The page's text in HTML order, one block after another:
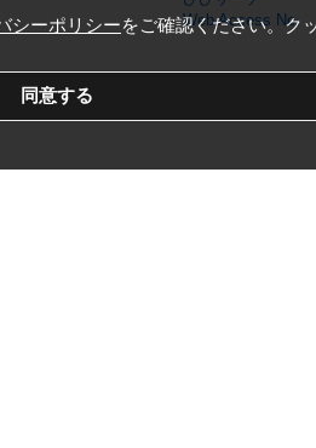
Web Access No.
シーポリシーをご確認ください。ク